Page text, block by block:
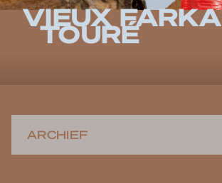
VIEUX FARKA
TOURÉ
ARCHIEF